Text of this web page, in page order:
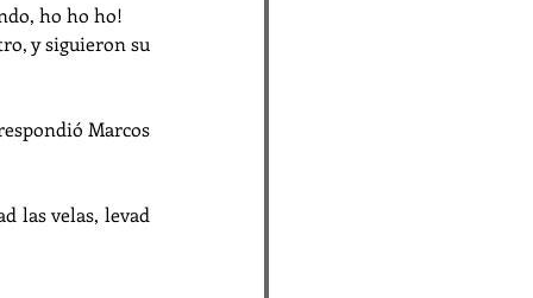
ho ho ho!
y siguieron su
Marcos
las velas, levad